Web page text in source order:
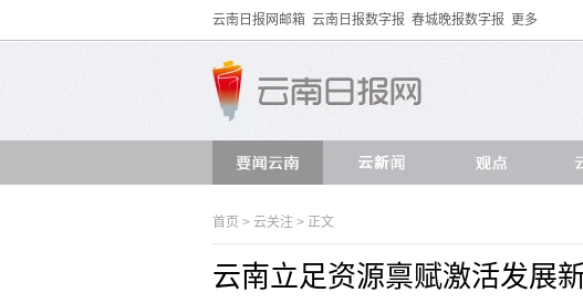
云南日报网邮箱 云南日报数字报 春城晚报数字报 更多
首页 > 云关注 > 正文
云南立足资源禀赋激活发展